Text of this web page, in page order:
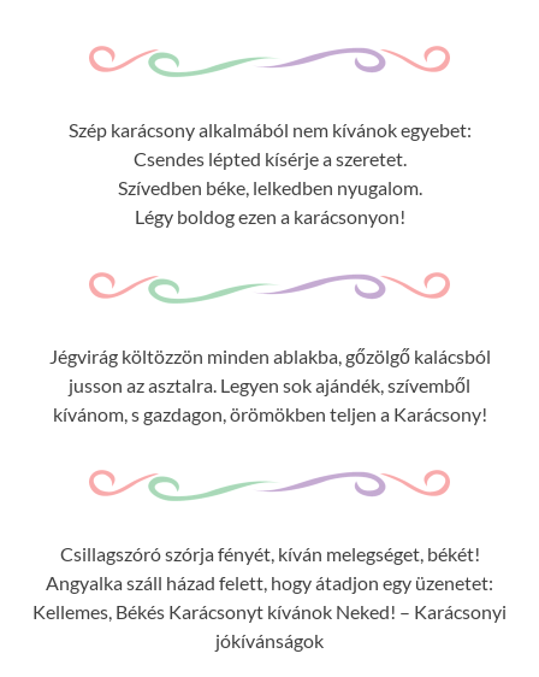
Szép karácsony alkalmából nem kívánok egyebet:
Csendes lépted kísérje a szeretet.
Szívedben béke, lelkedben nyugalom.
Légy boldog ezen a karácsonyon!
Jégvirág költözzön minden ablakba, gőzölgő kalácsból
jusson az asztalra. Legyen sok ajándék, szívemből
kívánom, s gazdagon, örömökben teljen a Karácsony!
Csillagszóró szórja fényét, kíván melegséget, békét!
Angyalka száll házad felett, hogy átadjon egy üzenetet:
Kellemes, Békés Karácsonyt kívánok Neked! – Karácsonyi
jókívánságok